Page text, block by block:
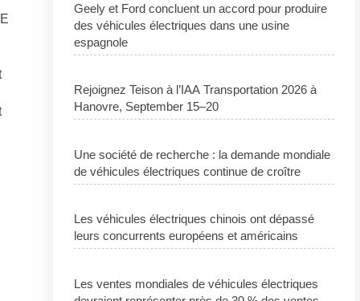
Geely et Ford concluent un accord pour produire
des véhicules électriques dans une usine
espagnole
Rejoignez Teison à l’IAA Transportation 2026 à
Hanovre, September 15–20
Une société de recherche : la demande mondiale
de véhicules électriques continue de croître
Les véhicules électriques chinois ont dépassé
leurs concurrents européens et américains
Les ventes mondiales de véhicules électriques